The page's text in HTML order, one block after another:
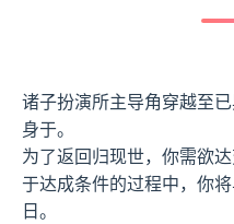
诸子扮演所主导角穿越至
身于。
为了返回归现世，你需欲达
于达成条件的过程中， 你
日。